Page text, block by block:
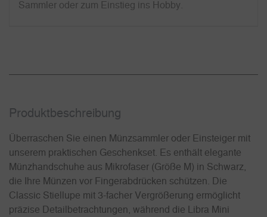
Sammler oder zum Einstieg ins Hobby.
Produkt­beschreibung
Überraschen Sie einen Münzsammler oder Einsteiger mit
unserem praktischen Geschenkset. Es enthält elegante
Münzhandschuhe aus Mikrofaser (Größe M) in Schwarz,
die Ihre Münzen vor Fingerabdrücken schützen. Die
Classic Stiellupe mit 3-facher Vergrößerung ermöglicht
präzise Detailbetrachtungen, während die Libra Mini